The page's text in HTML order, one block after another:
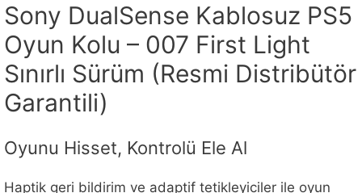
Sony DualSense Kablosuz PS5
Oyun Kolu – 007 First Light
Sınırlı Sürüm (Resmi Distribütör
Garantili)
Oyunu Hisset, Kontrolü Ele Al
Haptik geri bildirim ve adaptif tetikleyiciler ile oyun